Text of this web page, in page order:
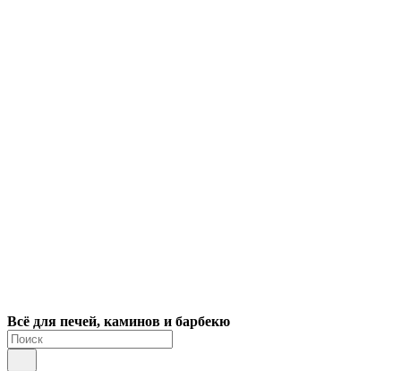
Всё для печей, каминов и барбекю